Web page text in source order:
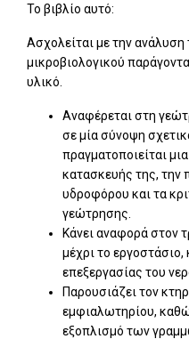
Το βιβλίο αυτό:
Ασχολείται με την ανάλυση
μικροβιολογικού
υλικό.
Αναφέρεται στη
σε μία σύνοψη
πραγματοποιείται
κατασκευής της, την
υδροφόρου και τα
γεώτρησης.
Κάνει αναφορά στον
μέχρι το
επεξεργασίας του
Παρουσιάζει τον
εμφιαλωτηρίου,
εξοπλισμό των